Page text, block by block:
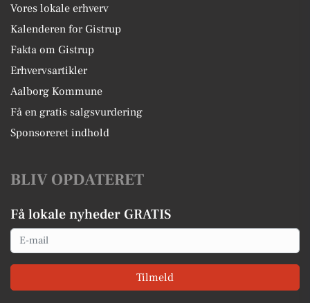
Vores lokale erhverv
Kalenderen for Gistrup
Fakta om Gistrup
Erhvervsartikler
Aalborg Kommune
Få en gratis salgsvurdering
Sponsoreret indhold
BLIV OPDATERET
Få lokale nyheder GRATIS
Email
Tilmeld